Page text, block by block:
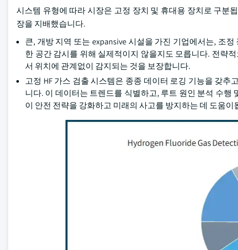
시스템 유형에 따라 시장은 고정 장치 및 휴대용 장치로 구분
장을 지배했습니다.
큰, 개방 지역 또는 expansive 시설을 가진 기업에서는, 조
한 공간 감시를 위해 실제적이지 않을지도 모릅니다. 전략
서 위치에 관계없이 감지되는 것을 보장합니다.
고정 HF 가스 검출 시스템은 종종 데이터 로깅 기능을 갖
니다. 이 데이터는 트렌드를 식별하고, 루트 원인 분석 수
이 안전 전략을 강화하고 미래의 사고를 방지하는 데 도움이